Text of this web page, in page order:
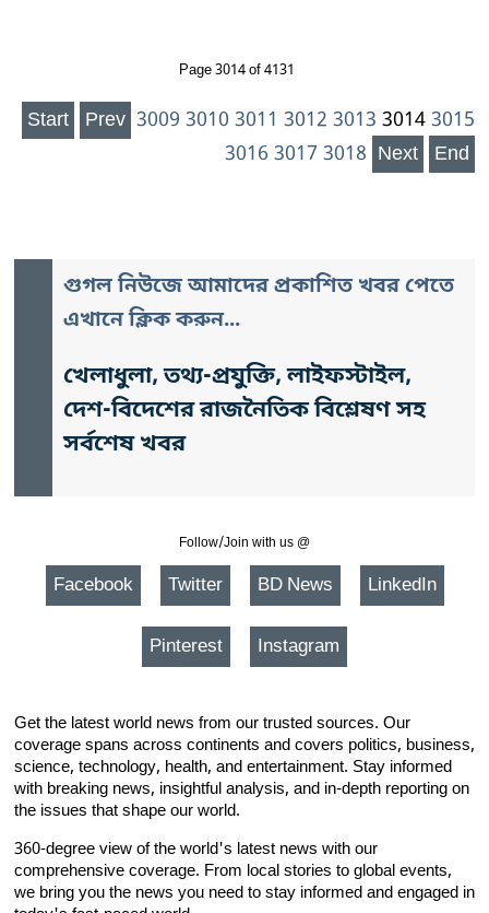
Page 3014 of 4131
Start Prev 3009 3010 3011 3012 3013 3014 3015
3016 3017 3018 Next End
গুগল নিউজে আমাদের প্রকাশিত খবর পেতে
এখানে ক্লিক করুন...
খেলাধুলা, তথ্য-প্রযুক্তি, লাইফস্টাইল,
দেশ-বিদেশের রাজনৈতিক বিশ্লেষণ সহ
সর্বশেষ খবর
Follow/Join with us @
Facebook Twitter BD News LinkedIn
Pinterest Instagram
Get the latest world news from our trusted sources. Our
coverage spans across continents and covers politics, business,
science, technology, health, and entertainment. Stay informed
with breaking news, insightful analysis, and in-depth reporting on
the issues that shape our world.
360-degree view of the world's latest news with our
comprehensive coverage. From local stories to global events,
we bring you the news you need to stay informed and engaged in